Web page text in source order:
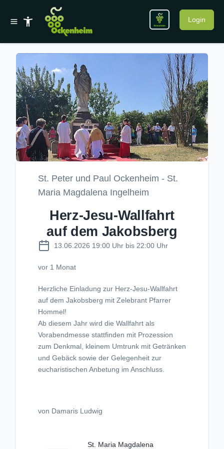
Login
St. Peter und Paul Ockenheim - St.
Maria Magdalena Ingelheim
Herz-Jesu-Wallfahrt
auf dem Jakobsberg
13.06.2026 19:00 Uhr bis 22:00 Uhr
vor 1 Monat
Herzliche Einladung zur Herz-Jesu-Wallfahrt
auf dem Jakobsberg mit Zelebrant Pfarrer
Hommel!
Ab diesem Jahr wird die Wallfahrt als
Vorabendmesse stattfinden mit Prozession
zum Denkmal, kleinem Umtrunk mit Getränken
und Gebäck sowie der Gelegenheit zur
eucharistischen Anbetung im Anschluss.
von Damaris Ludwig
St. Maria Magdalena